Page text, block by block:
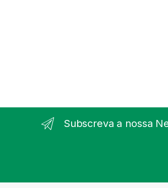
Subscreva a nossa